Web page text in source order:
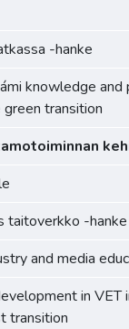
-hanke
knowledge and
transition
taitoverkko -hanke
and media
in VET
transition